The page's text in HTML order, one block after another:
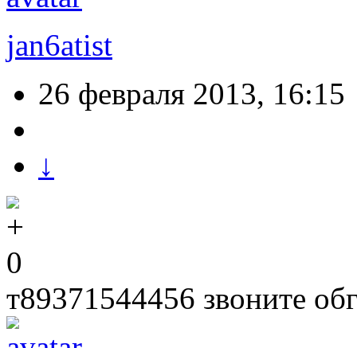
jan6atist
26 февраля 2013, 16:15
↓
0
т89371544456 звоните